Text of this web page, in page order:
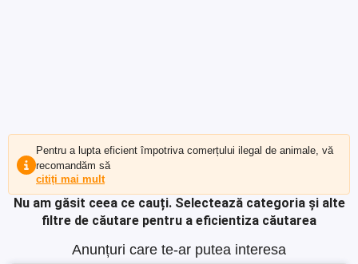
Pentru a lupta eficient împotriva comerțului ilegal de animale, vă
recomandăm să
citiți mai mult
Nu am găsit ceea ce cauți. Selectează categoria și alte
filtre de căutare pentru a eficientiza căutarea
Anunțuri care te-ar putea interesa